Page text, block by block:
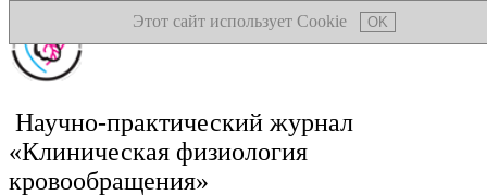
Этот сайт использует Cookie OK
Научно-практический журнал
«Клиническая физиология
кровообращения»